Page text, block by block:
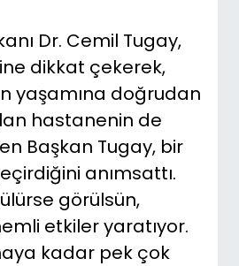
Dr. Cemil Tugay,
dikkat çekerek,
yaşamına doğrudan
hastanenin de
Başkan Tugay, bir
anımsattı.
görülsün,
etkiler yaratıyor.
kadar pek çok